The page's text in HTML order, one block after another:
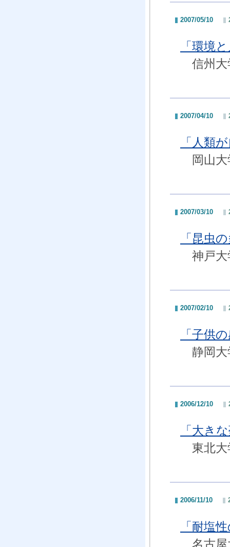
2007/05/10
「環境
信州大
2007/04/10
「人類
岡山大
2007/03/10
「昆虫
神戸大
2007/02/10
「子供
静岡大
2006/12/10
「大き
東北大
2006/11/10
「耐塩
名古屋